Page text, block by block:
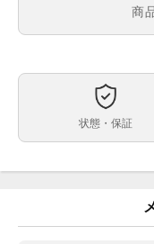
メンズ
文字盤 黒文字
42ｍｍ
約
ケース素材
ム・マ
状態
ブレス
商
状態・保証